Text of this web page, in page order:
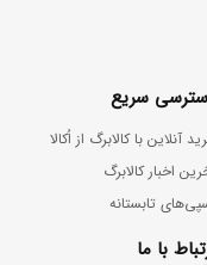
سریع
آنلاین با کالابرگ از اُکالا
اخبار کالابرگ
تابستانه
با ما